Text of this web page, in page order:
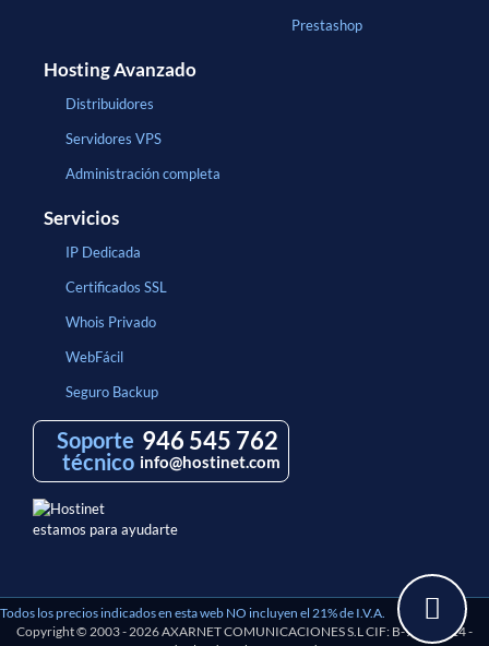
Prestashop
Hosting Avanzado
Distribuidores
Servidores VPS
Administración completa
Servicios
IP Dedicada
Certificados SSL
Whois Privado
WebFácil
Seguro Backup
Soporte
técnico
946 545 762
info@hostinet.com
estamos para ayudarte
Todos los precios indicados en esta web NO incluyen el 21% de I.V.A.
Copyright © 2003 - 2026 AXARNET COMUNICACIONES S.L CIF: B-97193114 -